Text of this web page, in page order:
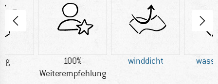
g
100%
Weiterempfehlung
winddicht